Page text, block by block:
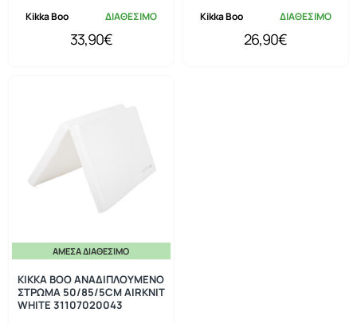
Kikka Boo ΔΙΑΘΕΣΙΜΟ
33,90€
Kikka Boo ΔΙΑΘΕΣΙΜΟ
26,90€
ΆΜΕΣΑ ΔΙΑΘΈΣΙΜΟ
KIKKA BOO ΑΝΑΔΙΠΛΟΥΜΕΝΟ
ΣΤΡΩΜΑ 50/85/5CM AIRKNIT
WHITE 31107020043